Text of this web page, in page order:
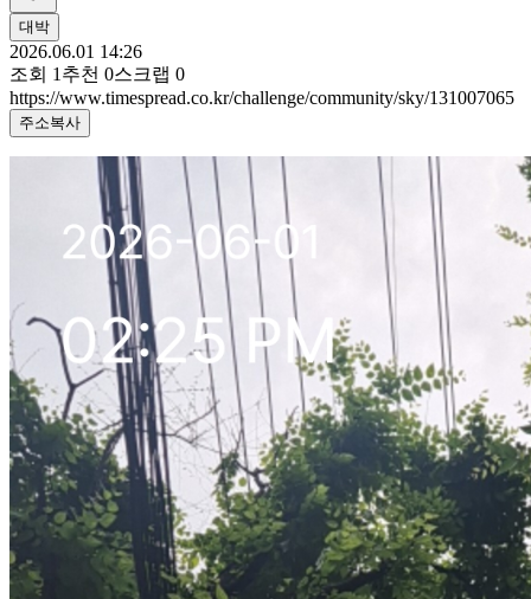
대박
2026.06.01 14:26
조회 1 추천 0스크랩 0
https://www.timespread.co.kr/challenge/community/sky/131007065
주소복사